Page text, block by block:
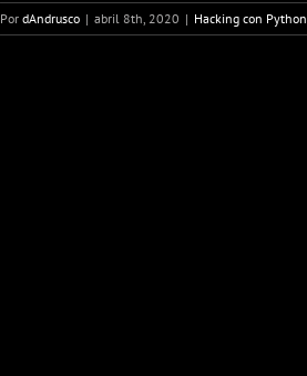
Por dAndrusco | abril 8th, 2020 | Hacking con Python